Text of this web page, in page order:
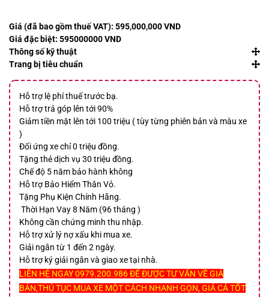
Giá (đã bao gồm thuế VAT): 595,000,000 VND
Giá đặc biệt: 595000000 VND
Thông số kỹ thuật
Trang bị tiêu chuẩn
Hỗ trợ lệ phí thuế trước bạ.
Hỗ trợ trả góp lên tới 90%
Giảm tiền mặt lên tới 100 triệu ( tùy từng phiên bản và màu xe
)
Đối ứng xe chỉ 0 triệu đồng.
Tặng thẻ dịch vụ 30 triệu đồng.
Chế độ 5 năm bảo hành không
Hỗ trợ Bảo Hiểm Thân Vỏ.
Tặng Phụ Kiện Chính Hãng.
Thời Hạn Vay 8 Năm (96 tháng )
Không cần chứng minh thu nhập.
Hỗ trợ xử lý nợ xấu khi mua xe.
Giải ngân từ 1 đến 2 ngày.
Hỗ trợ ký giải ngân và giao xe tại nhà.
LIÊN HỆ NGAY 0979.200.986 ĐỂ ĐƯỢC TƯ VẤN VỀ GIÁ
BÁN,THỦ TỤC MUA XE MỘT CÁCH NHANH GỌN, GIÁ CẢ TỐT